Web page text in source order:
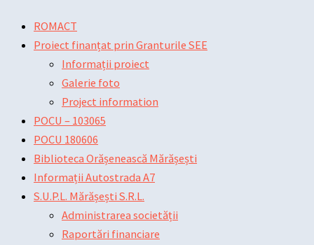
content
Menu
ROMACT
Proiect finanțat prin Granturile SEE
Informații proiect
Galerie foto
Project information
POCU – 103065
POCU 180606
Biblioteca Orășenească Mărășești
Informații Autostrada A7
S.U.P.L. Mărășești S.R.L.
Administrarea societății
Raportări financiare
Menunavigation